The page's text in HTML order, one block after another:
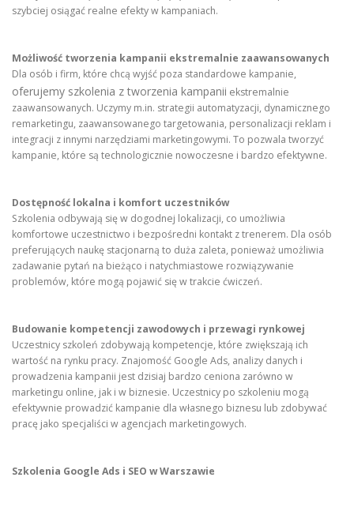
szybciej osiągać realne efekty w kampaniach.
Możliwość tworzenia kampanii ekstremalnie zaawansowanych
Dla osób i firm, które chcą wyjść poza standardowe kampanie,
oferujemy szkolenia z tworzenia kampanii ekstremalnie
zaawansowanych. Uczymy m.in. strategii automatyzacji, dynamicznego
remarketingu, zaawansowanego targetowania, personalizacji reklam i
integracji z innymi narzędziami marketingowymi. To pozwala tworzyć
kampanie, które są technologicznie nowoczesne i bardzo efektywne.
Dostępność lokalna i komfort uczestników
Szkolenia odbywają się w dogodnej lokalizacji, co umożliwia
komfortowe uczestnictwo i bezpośredni kontakt z trenerem. Dla osób
preferujących naukę stacjonarną to duża zaleta, ponieważ umożliwia
zadawanie pytań na bieżąco i natychmiastowe rozwiązywanie
problemów, które mogą pojawić się w trakcie ćwiczeń.
Budowanie kompetencji zawodowych i przewagi rynkowej
Uczestnicy szkoleń zdobywają kompetencje, które zwiększają ich
wartość na rynku pracy. Znajomość Google Ads, analizy danych i
prowadzenia kampanii jest dzisiaj bardzo ceniona zarówno w
marketingu online, jak i w biznesie. Uczestnicy po szkoleniu mogą
efektywnie prowadzić kampanie dla własnego biznesu lub zdobywać
pracę jako specjaliści w agencjach marketingowych.
Szkolenia Google Ads i SEO w Warszawie